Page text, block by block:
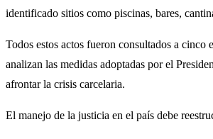
identificado sitios como piscinas, bares,
Todos estos actos fueron consultados a cinco
analizan las medidas adoptadas por el
afrontar la crisis carcelaria.
El manejo de la justicia en el país debe